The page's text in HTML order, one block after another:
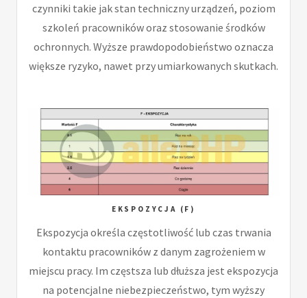
czynniki takie jak stan techniczny urządzeń, poziom
szkoleń pracowników oraz stosowanie środków
ochronnych. Wyższe prawdopodobieństwo oznacza
większe ryzyko, nawet przy umiarkowanych skutkach.
EKSPOZYCJA (F)
Ekspozycja określa częstotliwość lub czas trwania
kontaktu pracowników z danym zagrożeniem w
miejscu pracy. Im częstsza lub dłuższa jest ekspozycja
na potencjalne niebezpieczeństwo, tym wyższy